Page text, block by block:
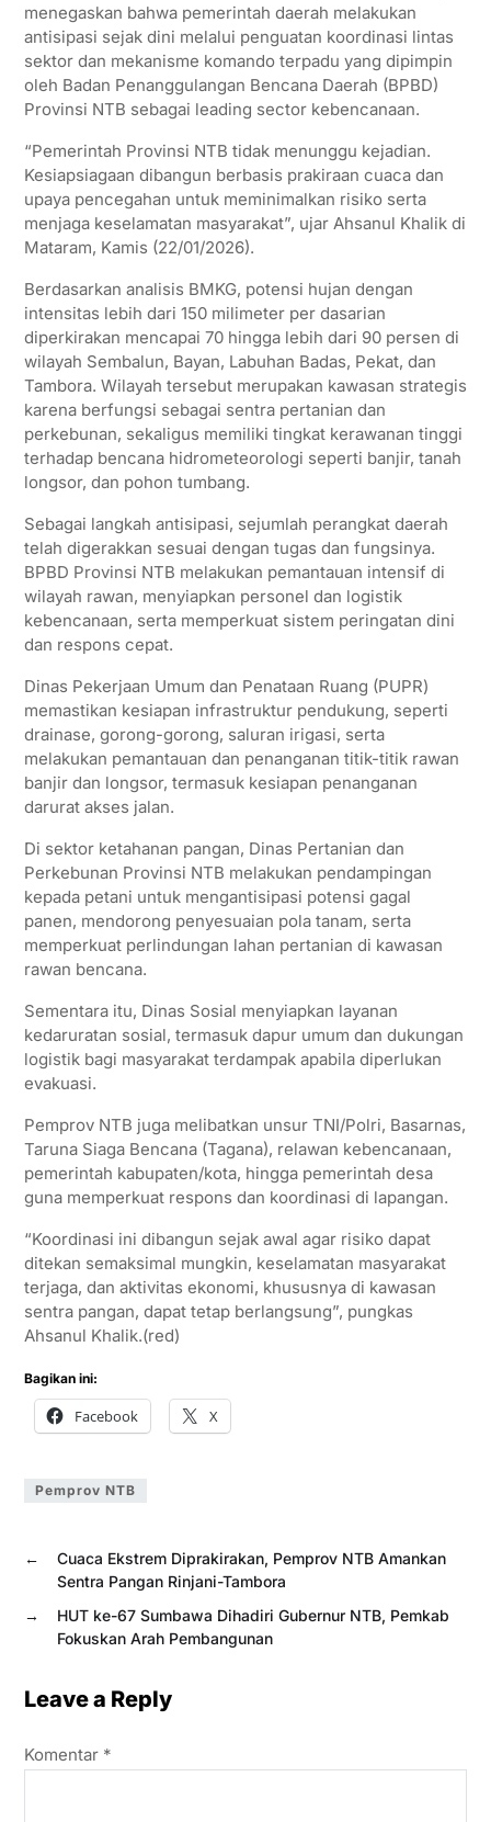
menegaskan bahwa pemerintah daerah melakukan
antisipasi sejak dini melalui penguatan koordinasi lintas
sektor dan mekanisme komando terpadu yang dipimpin
oleh Badan Penanggulangan Bencana Daerah (BPBD)
Provinsi NTB sebagai leading sector kebencanaan.
“Pemerintah Provinsi NTB tidak menunggu kejadian.
Kesiapsiagaan dibangun berbasis prakiraan cuaca dan
upaya pencegahan untuk meminimalkan risiko serta
menjaga keselamatan masyarakat”, ujar Ahsanul Khalik di
Mataram, Kamis (22/01/2026).
Berdasarkan analisis BMKG, potensi hujan dengan
intensitas lebih dari 150 milimeter per dasarian
diperkirakan mencapai 70 hingga lebih dari 90 persen di
wilayah Sembalun, Bayan, Labuhan Badas, Pekat, dan
Tambora. Wilayah tersebut merupakan kawasan strategis
karena berfungsi sebagai sentra pertanian dan
perkebunan, sekaligus memiliki tingkat kerawanan tinggi
terhadap bencana hidrometeorologi seperti banjir, tanah
longsor, dan pohon tumbang.
Sebagai langkah antisipasi, sejumlah perangkat daerah
telah digerakkan sesuai dengan tugas dan fungsinya.
BPBD Provinsi NTB melakukan pemantauan intensif di
wilayah rawan, menyiapkan personel dan logistik
kebencanaan, serta memperkuat sistem peringatan dini
dan respons cepat.
Dinas Pekerjaan Umum dan Penataan Ruang (PUPR)
memastikan kesiapan infrastruktur pendukung, seperti
drainase, gorong-gorong, saluran irigasi, serta
melakukan pemantauan dan penanganan titik-titik rawan
banjir dan longsor, termasuk kesiapan penanganan
darurat akses jalan.
Di sektor ketahanan pangan, Dinas Pertanian dan
Perkebunan Provinsi NTB melakukan pendampingan
kepada petani untuk mengantisipasi potensi gagal
panen, mendorong penyesuaian pola tanam, serta
memperkuat perlindungan lahan pertanian di kawasan
rawan bencana.
Sementara itu, Dinas Sosial menyiapkan layanan
kedaruratan sosial, termasuk dapur umum dan dukungan
logistik bagi masyarakat terdampak apabila diperlukan
evakuasi.
Pemprov NTB juga melibatkan unsur TNI/Polri, Basarnas,
Taruna Siaga Bencana (Tagana), relawan kebencanaan,
pemerintah kabupaten/kota, hingga pemerintah desa
guna memperkuat respons dan koordinasi di lapangan.
“Koordinasi ini dibangun sejak awal agar risiko dapat
ditekan semaksimal mungkin, keselamatan masyarakat
terjaga, dan aktivitas ekonomi, khususnya di kawasan
sentra pangan, dapat tetap berlangsung”, pungkas
Ahsanul Khalik.(red)
Bagikan ini:
Facebook X
Pemprov NTB
←
Cuaca Ekstrem Diprakirakan, Pemprov NTB Amankan
Sentra Pangan Rinjani-Tambora
→
HUT ke-67 Sumbawa Dihadiri Gubernur NTB, Pemkab
Fokuskan Arah Pembangunan
Leave a Reply
Komentar *